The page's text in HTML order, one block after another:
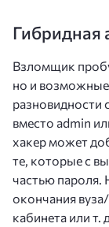
Гибридная
Взломщик
но и
разновидности
вместо admin
хакер может
те, которые с
частью пароля.
окончания
кабинета или т.